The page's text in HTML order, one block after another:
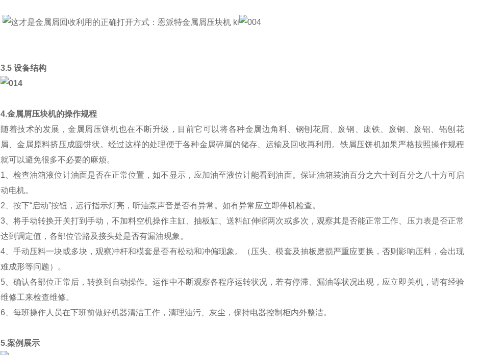
3.5 设备结构
4.金属屑压块机的操作规程
随着技术的发展，金属屑压饼机也在不断升级，目前它可以将各种金属边角料、钢刨花屑、废钢、废铁、废铜、废铝、铝刨花
屑、金属原料挤压成圆饼状。经过这样的处理便于各种金属碎屑的储存、运输及回收再利用。铁屑压饼机如果严格按照操作规程
就可以避免很多不必要的麻烦。
1、检查油箱液位计油面是否在正常位置，如不显示，应加油至液位计能看到油面。保证油箱装油百分之六十到百分之八十方可启
动电机。
2、按下“启动”按钮，运行指示灯亮，听油泵声音是否有异常。如有异常应立即停机检查。
3、将手动转换开关打到手动，不加料空机操作主缸、抽板缸、送料缸伸缩两次或多次，观察其是否能正常工作、压力表是否正常
达到调定值，各部位管路及接头处是否有漏油现象。
4、手动压料一块或多块，观察冲杆和模套是否有松动和冲偏现象。（压头、模套及抽板磨损严重应更换，否则影响压料，会出现
难成形等问题）。
5、确认各部位正常后，转换到自动操作。运作中不断观察各程序运转状况，若有停滞、漏油等状况出现，应立即关机，请有经验
维修工来检查维修。
6、每班操作人员在下班前做好机器清洁工作，清理油污、灰尘，保持电器控制柜内外整洁。
5.案例展示